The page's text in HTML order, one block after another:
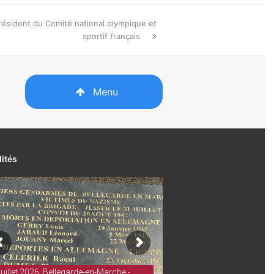
du Comité national olympique et
sportif français
Menu